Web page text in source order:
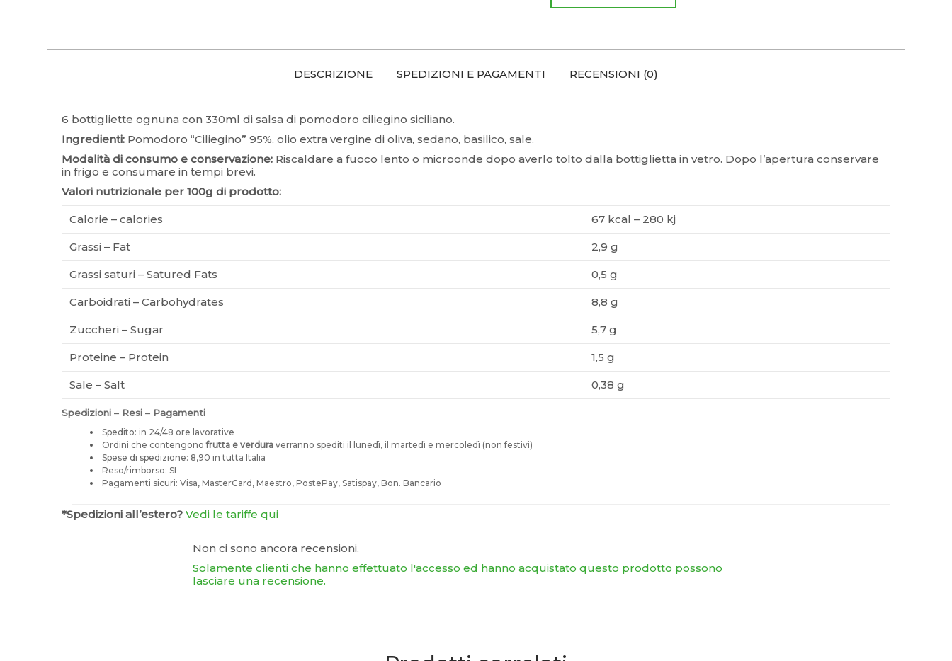
DESCRIZIONE SPEDIZIONI E PAGAMENTI RECENSIONI (0)
6 bottigliette ognuna con 330ml di salsa di pomodoro ciliegino siciliano.
Ingredienti: Pomodoro “Ciliegino” 95%, olio extra vergine di oliva, sedano, basilico, sale.
Modalità di consumo e conservazione: Riscaldare a fuoco lento o microonde dopo averlo tolto dalla bottiglietta in vetro. Dopo l’apertura conservare
in frigo e consumare in tempi brevi.
Valori nutrizionale per 100g di prodotto:
Calorie – calories 67 kcal – 280 kj
Grassi – Fat 2,9 g
Grassi saturi – Satured Fats 0,5 g
Carboidrati – Carbohydrates 8,8 g
Zuccheri – Sugar 5,7 g
Proteine – Protein 1,5 g
Sale – Salt 0,38 g
Spedizioni – Resi – Pagamenti
Spedito: in 24/48 ore lavorative
Ordini che contengonofrutta e verdura verranno spediti il lunedì, il martedì e mercoledì (non festivi)
Spese di spedizione: 8,90 in tutta Italia
Reso/rimborso: SI
Pagamenti sicuri: Visa, MasterCard, Maestro, PostePay, Satispay, Bon. Bancario
*Spedizioni all’estero? Vedi le tariffe qui
Non ci sono ancora recensioni.
Solamente clienti che hanno effettuato l'accesso ed hanno acquistato questo prodotto possono
lasciare una recensione.